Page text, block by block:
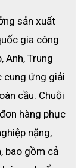
sản xuất
gia công
Anh, Trung
cung ứng giải
cầu. Chuỗi
hàng phục
nặng,
bao gồm cả